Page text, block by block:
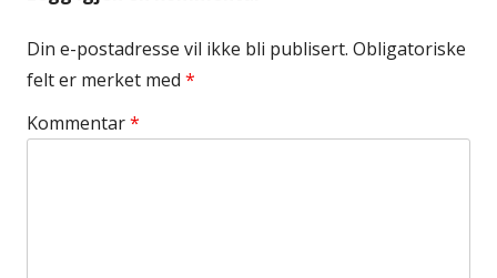
Din e-postadresse vil ikke bli publisert. Obligatoriske
felt er merket med *
Kommentar*